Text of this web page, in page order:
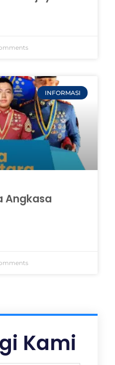
INFORMASI
Angkasa
Kami